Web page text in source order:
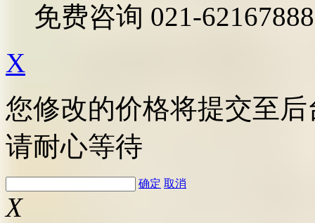
免费咨询 021-62167888
X
您修改的价格将提交至
请耐心等待
确定 取消
X